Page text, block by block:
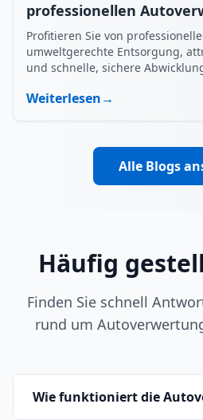
professionellen
Profitieren Sie von
umweltgerechte Entsorgung,
und schnelle, sichere
Weiterlesen→
Alle Blogs
Häufig
Finden Sie schnell
rund um
Wie funktioniert die